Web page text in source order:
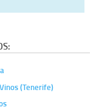
(Tenerife)